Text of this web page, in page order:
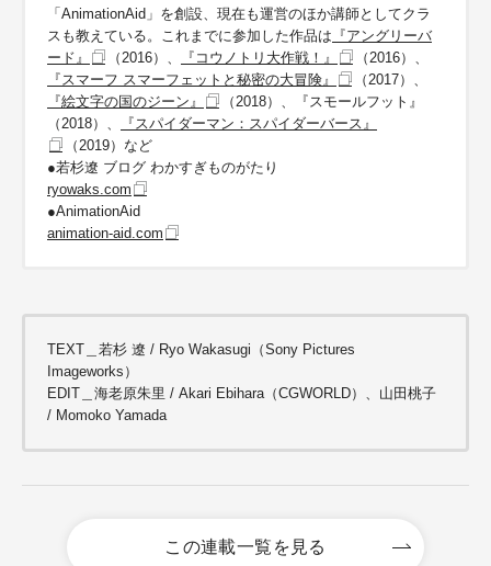
「AnimationAid」を創設、現在も運営のほか講師としてクラ
スも教えている。これまでに参加した作品は 『アングリーバ
ード』
（2016）、 『コウノトリ大作戦！』
（2016）、
『スマーフ スマーフェットと秘密の大冒険』
（2017）、
『絵文字の国のジーン』
（2018）、
『スモールフット』
（2018）、
『スパイダーマン：スパイダーバース』
（2019）など
●若杉遼 ブログ わかすぎものがたり
ryowaks.com
●AnimationAid
animation-aid.com
TEXT＿若杉 遼 / Ryo Wakasugi（Sony Pictures
Imageworks）
EDIT＿海老原朱里 / Akari Ebihara（CGWORLD）、山田桃子
/ Momoko Yamada
この連載一覧を見る